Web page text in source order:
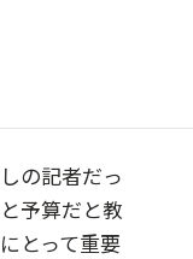
の記者だっ
予算だと教
とって重要